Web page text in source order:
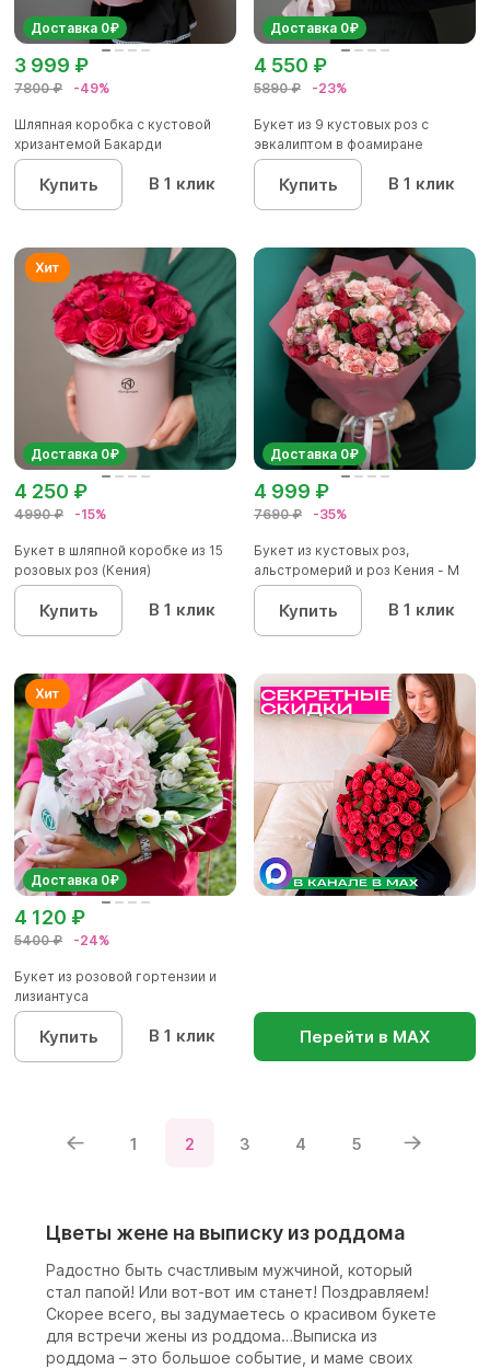
Доставка 0₽
7800 ₽ -49%
3 999 ₽
Шляпная коробка с кустовой
хризантемой Бакарди
Купить В 1 клик
Доставка 0₽
5890 ₽ -23%
4 550 ₽
Букет из 9 кустовых роз с
эвкалиптом в фоамиране
Купить В 1 клик
Доставка 0₽
4990 ₽ -15%
4 250 ₽
Букет в шляпной коробке из 15
розовых роз (Кения)
Купить В 1 клик
Доставка 0₽
7690 ₽ -35%
4 999 ₽
Букет из кустовых роз,
альстромерий и роз Кения - M
Купить В 1 клик
Доставка 0₽
5400 ₽ -24%
4 120 ₽
Букет из розовой гортензии и
лизиантуса
Купить В 1 клик Перейти в МАХ
1 2 3 4 5
Цветы жене на выписку из роддома
Радостно быть счастливым мужчиной, который
стал папой! Или вот-вот им станет! Поздравляем!
Скорее всего, вы задумаетесь о красивом букете
для встречи жены из роддома…Выписка из
роддома – это большое событие, и маме своих